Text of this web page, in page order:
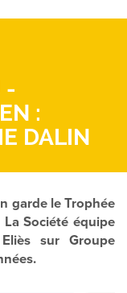
-
:
DALIN
garde le Trophée
Société équipe
sur Groupe